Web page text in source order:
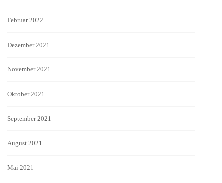
Februar 2022
Dezember 2021
November 2021
Oktober 2021
September 2021
August 2021
Mai 2021